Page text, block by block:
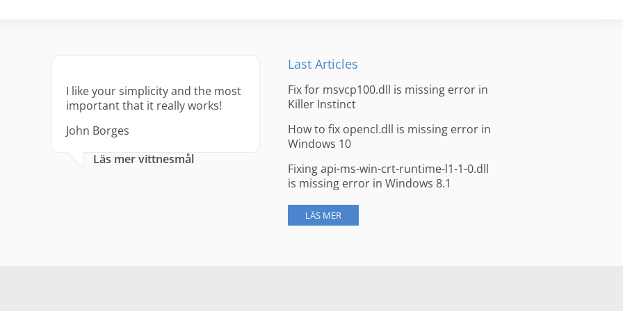
I like your simplicity and the most
important that it really works!
John Borges
Läs mer vittnesmål
Last Articles
Fix for msvcp100.dll is missing error in
Killer Instinct
How to fix opencl.dll is missing error in
Windows 10
Fixing api-ms-win-crt-runtime-l1-1-0.dll
is missing error in Windows 8.1
LÄS MER